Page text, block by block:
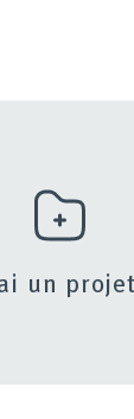
un projet